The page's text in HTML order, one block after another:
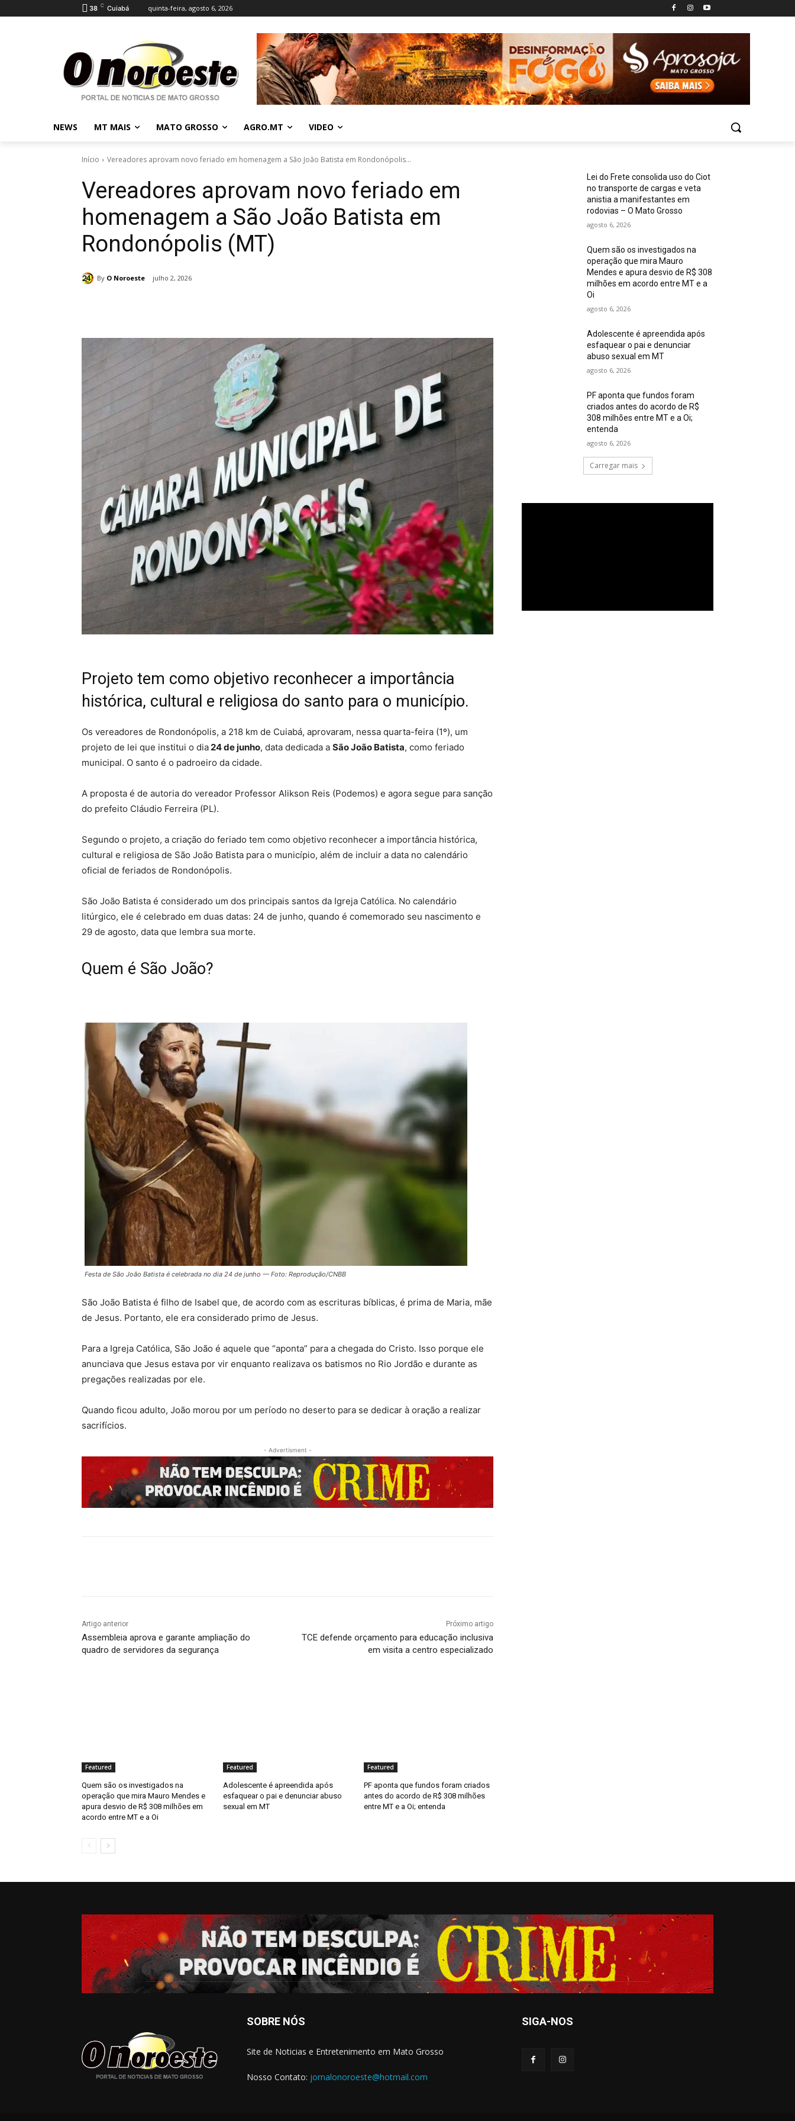
38 C Cuiabá quinta-feira, agosto 6, 2026
NEWS MT MAIS MATO GROSSO AGRO.MT VIDEO
Início Vereadores aprovam novo feriado em homenagem a São João Batista em Rondonópolis...
Vereadores aprovam novo feriado em
homenagem a São João Batista em
Rondonópolis (MT)
By O Noroeste julho 2, 2026
Projeto tem como objetivo reconhecer a importância
histórica, cultural e religiosa do santo para o município.
Os vereadores de Rondonópolis, a 218 km de Cuiabá, aprovaram, nessa quarta-feira (1º), um
projeto de lei que institui o dia24 de junho, data dedicada a São João Batista, como feriado
municipal. O santo é o padroeiro da cidade.
A proposta é de autoria do vereador Professor Alikson Reis (Podemos) e agora segue para sanção
do prefeito Cláudio Ferreira (PL).
Segundo o projeto, a criação do feriado tem como objetivo reconhecer a importância histórica,
cultural e religiosa de São João Batista para o município, além de incluir a data no calendário
oficial de feriados de Rondonópolis.
São João Batista é considerado um dos principais santos da Igreja Católica. No calendário
litúrgico, ele é celebrado em duas datas: 24 de junho, quando é comemorado seu nascimento e
29 de agosto, data que lembra sua morte.
Quem é São João?
Festa de São João Batista é celebrada no dia 24 de junho — Foto: Reprodução/CNBB
São João Batista é filho de Isabel que, de acordo com as escrituras bíblicas, é prima de Maria, mãe
de Jesus. Portanto, ele era considerado primo de Jesus.
Para a Igreja Católica, São João é aquele que “aponta” para a chegada do Cristo. Isso porque ele
anunciava que Jesus estava por vir enquanto realizava os batismos no Rio Jordão e durante as
pregações realizadas por ele.
Quando ficou adulto, João morou por um período no deserto para se dedicar à oração a realizar
sacrifícios.
- Advertisment -
Artigo anterior
Assembleia aprova e garante ampliação do
quadro de servidores da segurança
Próximo artigo
TCE defende orçamento para educação inclusiva
em visita a centro especializado
Featured
Quem são os investigados na
operação que mira Mauro Mendes e
apura desvio de R$ 308 milhões em
acordo entre MT e a Oi
Featured
Adolescente é apreendida após
esfaquear o pai e denunciar abuso
sexual em MT
Featured
PF aponta que fundos foram criados
antes do acordo de R$ 308 milhões
entre MT e a Oi; entenda
Lei do Frete consolida uso do Ciot
no transporte de cargas e veta
anistia a manifestantes em
rodovias – O Mato Grosso
agosto 6, 2026
Quem são os investigados na
operação que mira Mauro
Mendes e apura desvio de R$ 308
milhões em acordo entre MT e a
Oi
agosto 6, 2026
Adolescente é apreendida após
esfaquear o pai e denunciar
abuso sexual em MT
agosto 6, 2026
PF aponta que fundos foram
criados antes do acordo de R$
308 milhões entre MT e a Oi;
entenda
agosto 6, 2026
Carregar mais
SOBRE NÓS
Site de Noticias e Entretenimento em Mato Grosso
Nosso Contato: jornalonoroeste@hotmail.com
SIGA-NOS